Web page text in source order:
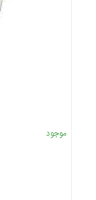
موجود